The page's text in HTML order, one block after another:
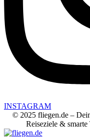
INSTAGRAM
© 2025 fliegen.de –
Reiseziele &